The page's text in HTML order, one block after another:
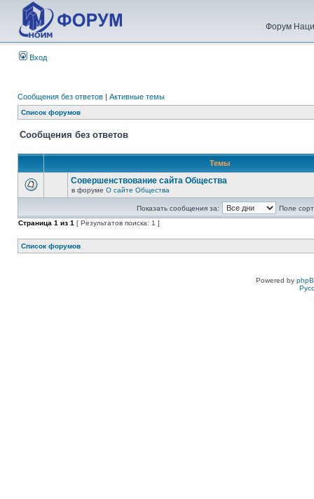
Форум
Вход
Сообщения без ответов | Активные темы
Список форумов
Сообщения без ответов
Темы
Совершенствование сайта Общества
в форуме О сайте Общества
Показать сообщения за:
Поле
Страница 1 из 1 [ Результатов поиска: 1 ]
Список форумов
Powered by